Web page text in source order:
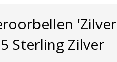
'Zilver
Sterling Zilver